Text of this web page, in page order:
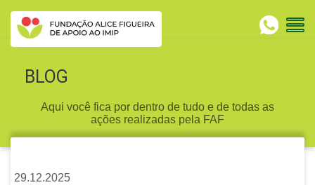
BLOG
Aqui você fica por dentro de tudo e de todas as
ações realizadas pela FAF
29.12.2025